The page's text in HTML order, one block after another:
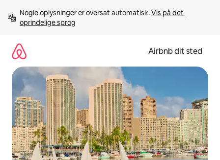
videre
Nogle oplysninger er oversat automatisk. Vis på det
oprindelige sprog
Airbnb dit sted